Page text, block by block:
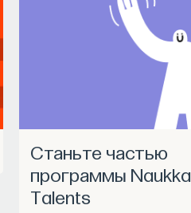
Станьте частью
программы Naukka
Talents